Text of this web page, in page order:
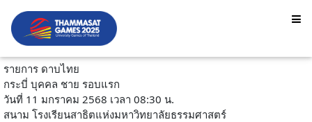
รายการ ดาบไทย
กระบี่ บุคคล ชาย รอบแรก
วันที่ 11 มกราคม 2568 เวลา 08:30 น.
สนาม โรงเรียนสาธิตแห่งมหาวิทยาลัยธรรมศาสตร์